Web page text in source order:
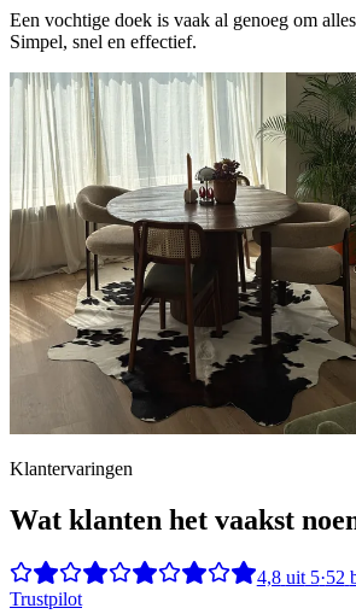
Een vochtige doek is vaak al genoeg om
Simpel, snel en effectief.
Klantervaringen
Wat klanten het vaakst
4,8 uit5·52
Trustpilot